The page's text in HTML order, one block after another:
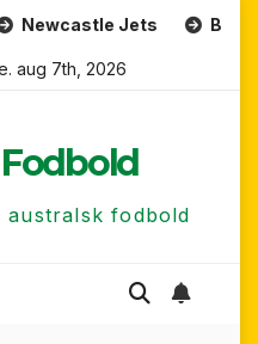
Jets Brisbane Roar
aug 7th, 2026
australsk fodbold